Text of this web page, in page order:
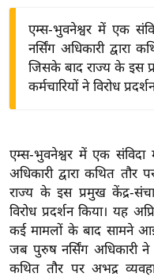
द्यो
त
वि
शे
ष
ज्ञ
रा
एम्स-भुवनेश्वर में एक
नर्सिंग अधिकारी द्वारा
जिसके बाद राज्य के इस
कर्मचारियों ने विरोध
एम्स-भुवनेश्वर में एक संविदा
अधिकारी द्वारा कथित तौर
राज्य के इस प्रमुख केंद्र-
विरोध प्रदर्शन किया। यह
कई मामलों के बाद सामने
जब पुरुष नर्सिंग अधिकारी
कथित तौर पर अभद्र